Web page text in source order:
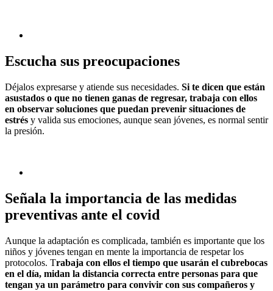
Escucha sus preocupaciones
Déjalos expresarse y atiende sus necesidades. Si te dicen que están
asustados o que no tienen ganas de regresar, trabaja con ellos
en observar soluciones que puedan prevenir situaciones de
estrés y valida sus emociones, aunque sean jóvenes, es normal sentir
la presión.
Señala la importancia de las medidas
preventivas ante el covid
Aunque la adaptación es complicada, también es importante que los
niños y jóvenes tengan en mente la importancia de respetar los
protocolos. Trabaja con ellos el tiempo que usarán el cubrebocas
en el día, midan la distancia correcta entre personas para que
tengan ya un parámetro para convivir con sus compañeros y